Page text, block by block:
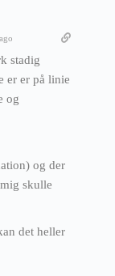
stadig
er er på linie
og
og der
skulle
det heller